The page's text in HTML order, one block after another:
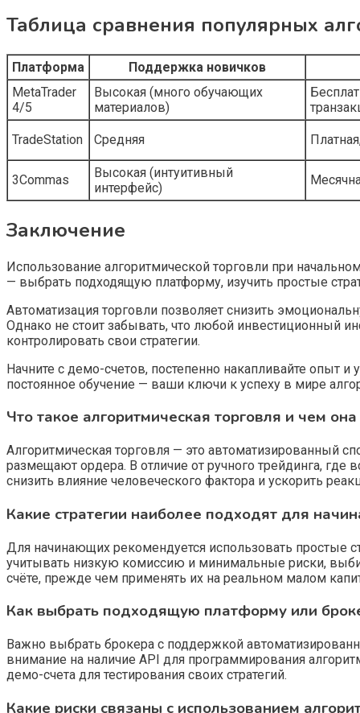
Таблица сравнения популярных
Платформа
Поддержка новичков
MetaTrader
4/5
Высокая (много обучающих
материалов)
TradeStation Средняя
3Commas
Высокая (интуитивный
интерфейс)
Заключение
Использование алгоритмической торговли при
— выбрать подходящую платформу, изучить простые
Автоматизация торговли позволяет снизить
Однако не стоит забывать, что любой инвестиционный
контролировать свои стратегии.
Начните с демо-счетов, постепенно накапливайте опыт
постоянное обучение — ваши ключи к успеху в мире
Что такое алгоритмическая торговля и чем
Алгоритмическая торговля — это автоматизированный
размещают ордера. В отличие от ручного трейдинга,
снизить влияние человеческого фактора и ускорить
Какие стратегии наиболее подходят для
Для начинающих рекомендуется использовать простые
учитывать низкую комиссию и минимальные риски,
счёте, прежде чем применять их на реальном малом
Как выбрать подходящую платформу или
Важно выбрать брокера с поддержкой
внимание на наличие API для программирования
демо-счета для тестирования своих стратегий.
Какие риски связаны с использованием